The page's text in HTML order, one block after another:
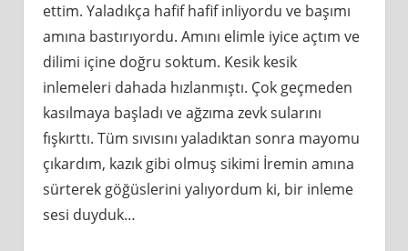
ettim. Yaladıkça hafif hafif inliyordu ve başımı
amına bastırıyordu. Amını elimle iyice açtım ve
dilimi içine doğru soktum. Kesik kesik
inlemeleri dahada hızlanmıştı. Çok geçmeden
kasılmaya başladı ve ağzıma zevk sularını
fışkırttı. Tüm sıvısını yaladıktan sonra mayomu
çıkardım, kazık gibi olmuş sikimi İremin amına
sürterek göğüslerini yalıyordum ki, bir inleme
sesi duyduk…